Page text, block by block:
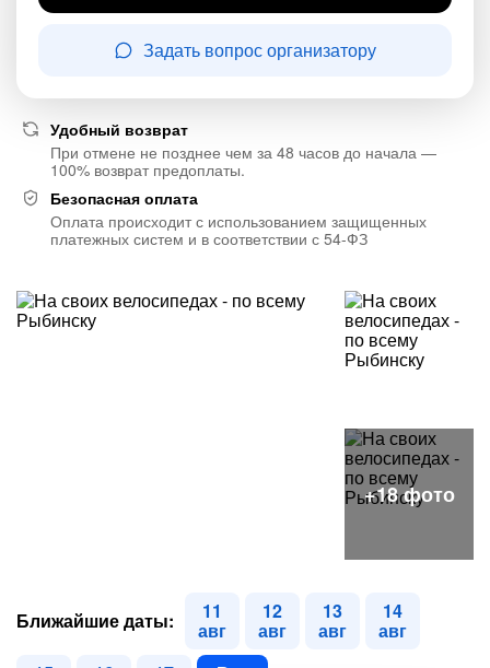
Задать вопрос организатору
Удобный возврат
При отмене не позднее чем за 48 часов до начала —
100% возврат предоплаты.
Безопасная оплата
Оплата происходит с использованием защищенных
платежных систем и в соответствии с 54-ФЗ
Ближайшие даты: 11
авг
12
авг
13
авг
14
авг